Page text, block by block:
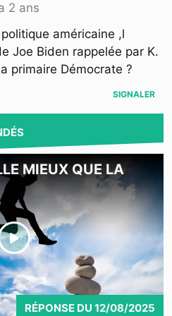
2 ans
américaine ,l
Joe Biden rappelée par K.
primaire Démocrate ?
SIGNALER
MIEUX QUE LA
RÉPONSE DU 12/08/2025